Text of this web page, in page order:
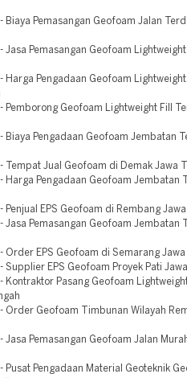
Biaya Pemasangan Geofoam Jalan
Jasa Pemasangan Geofoam
Harga Pengadaan Geofoam
Pemborong Geofoam Lightweight Fill
Biaya Pengadaan Geofoam Jembatan
Tempat Jual Geofoam di Demak Jawa
Harga Pengadaan Geofoam Jembatan
EPS Geofoam di Rembang
Jasa Pemasangan Geofoam Jembatan
Order EPS Geofoam di Semarang Jawa
EPS Geofoam Proyek Pati
Kontraktor Pasang Geofoam
Order Geofoam Timbunan Wilayah
Jasa Pemasangan Geofoam Jalan
Pusat Pengadaan Material Geoteknik